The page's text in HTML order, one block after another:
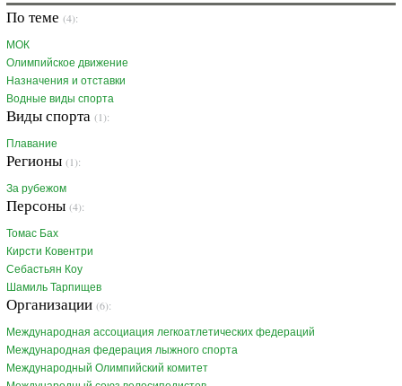
По теме (4):
МОК
Олимпийское движение
Назначения и отставки
Водные виды спорта
Виды спорта (1):
Плавание
Регионы (1):
За рубежом
Персоны (4):
Томас Бах
Кирсти Ковентри
Себастьян Коу
Шамиль Тарпищев
Организации (6):
Международная ассоциация легкоатлетических федераций
Международная федерация лыжного спорта
Международный Олимпийский комитет